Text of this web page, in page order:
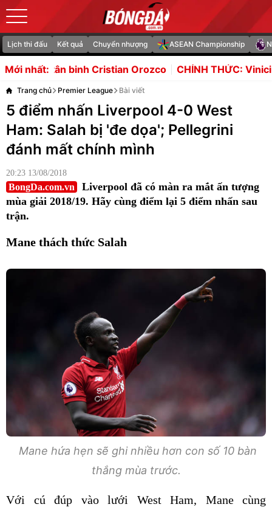
Lịch thi đấu Kết quả Chuyển nhượng ASEAN Championship
Mới nhất:Orozco CHÍNH THỨC: Vinicius gia hạn với Real,
Trang chủ Premier League Bài viết
5 điểm nhấn Liverpool 4-0 West
Ham: Salah bị 'đe dọa'; Pellegrini
đánh mất chính mình
20:23 13/08/2018
BongDa.com.vn
Liverpool đã có màn ra mắt ấn tượng
mùa giải 2018/19. Hãy cùng điểm lại 5 điểm nhấn sau
trận.
Mane thách thức Salah
Mane hứa hẹn sẽ ghi nhiều hơn con số 10 bàn
thắng mùa trước.
Với cú đúp vào lưới West Ham, Mane cùng